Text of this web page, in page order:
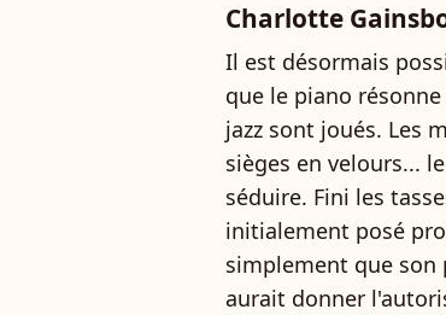
Charlotte
Il est désormais
que le piano
jazz sont joués. Les
sièges en velours...
séduire. Fini les
initialement posé
simplement que son
aurait donner